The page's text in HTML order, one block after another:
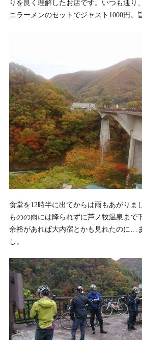
りを良く理解したお店です。いつも通り
ニラーメンのセットでジャスト1000円。
食堂を12時半に出てからは雨もあがりま
ものの雨には降られずに芦ノ牧温泉まで
余裕があれば大内宿とかも見れたのに…
し。